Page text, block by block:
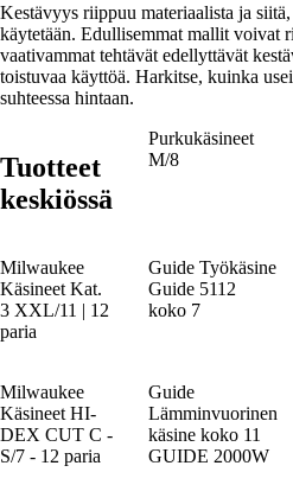
Kestävyys riippuu materiaalista ja
käytetään. Edullisemmat mallit voivat
vaativammat tehtävät edellyttävät
toistuvaa käyttöä. Harkitse, kuinka
suhteessa hintaan.
Tuotteet
keskiössä
Purkukäsineet
M/8
Milwaukee
Käsineet Kat.
3 XXL/11 | 12
paria
Guide Työkäsine
Guide 5112
koko 7
Milwaukee
Käsineet HI-
DEX CUT C -
S/7 - 12 paria
Guide
Lämminvuorinen
käsine koko 11
GUIDE 2000W